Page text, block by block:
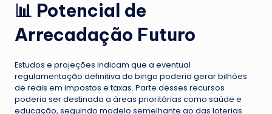
📊 Potencial de
Arrecadação Futuro
Estudos e projeções indicam que a eventual
regulamentação definitiva do bingo poderia gerar bilhões
de reais em impostos e taxas. Parte desses recursos
poderia ser destinada a áreas prioritárias como saúde e
educação, seguindo modelo semelhante ao das loterias